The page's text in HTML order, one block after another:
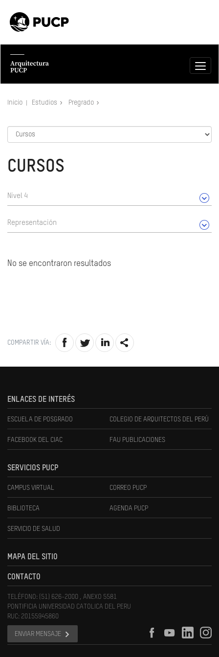
Inicio Estudios Pregrado
CURSOS
Nivel 4
Representación
No se encontraron resultados
COMPARTIR VÍA:
ENLACES DE INTERÉS
ESCUELA DE POSGRADO COLEGIO DE ARQUITECTOS DEL PERÚ
FACEBOOK DEL CIAC FAU PUBLICACIONES
SERVICIOS PUCP
CAMPUS VIRTUAL CORREO PUCP
BIBLIOTECA AGENDA PUCP
SERVICIO DE SALUD
MAPA DEL SITIO
CONTACTO
TELÉFONO: (51) 626-2000 , ANEXO 5581
PONTIFICIA UNIVERSIDAD CATOLICA DEL PERU
RUC: 20155945860
ENVIAR MENSAJE